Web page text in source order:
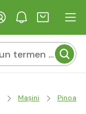
Mașini Pinoane